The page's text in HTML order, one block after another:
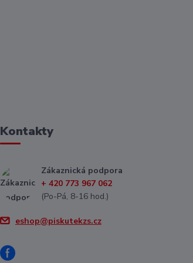
Kontakty
Zákaznická podpora
+ 420 773 967 062
(Po-Pá, 8-16 hod.)
eshop@piskutekzs.cz